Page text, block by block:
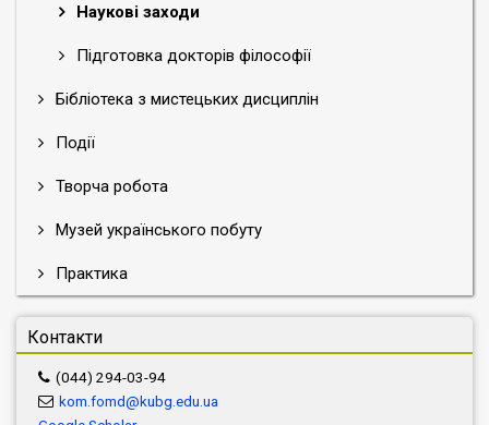
Наукові заходи
Підготовка докторів філософії
Бібліотека з мистецьких дисциплін
Події
Творча робота
Музей українського побуту
Практика
Контакти
(044) 294-03-94
kom.fomd@kubg.edu.ua